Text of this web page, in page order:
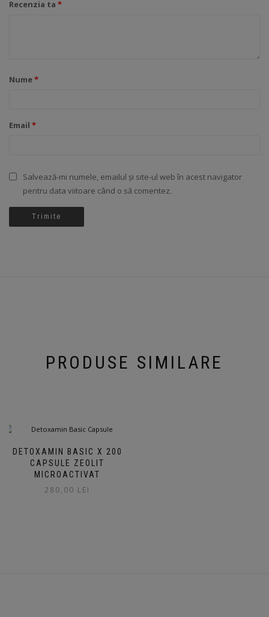
Recenzia ta *
Nume*
Email *
Salvează-mi numele, emailul și site-ul web în acest navigator
pentru data viitoare când o să comentez.
PRODUSE SIMILARE
DETOXAMIN BASIC X 200
CAPSULE ZEOLIT
MICROACTIVAT
280,00 LEI